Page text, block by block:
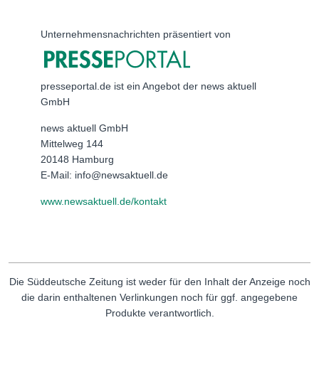
Unternehmensnachrichten präsentiert von
presseportal.de ist ein Angebot der news aktuell
GmbH
news aktuell GmbH
Mittelweg 144
20148 Hamburg
E-Mail: info@newsaktuell.de
www.newsaktuell.de/kontakt
Die Süddeutsche Zeitung ist weder für den Inhalt der Anzeige noch
die darin enthaltenen Verlinkungen noch für ggf. angegebene
Produkte verantwortlich.